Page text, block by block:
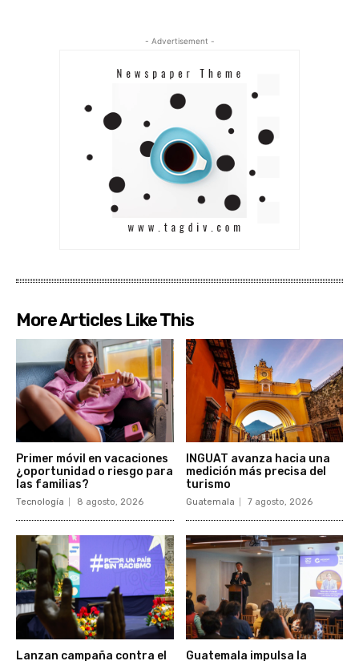
- Advertisement -
More Articles Like This
Primer móvil en vacaciones
¿oportunidad o riesgo para
las familias?
Tecnología 8 agosto, 2026
INGUAT avanza hacia una
medición más precisa del
turismo
Guatemala 7 agosto, 2026
Lanzan campaña contra el Guatemala impulsa la